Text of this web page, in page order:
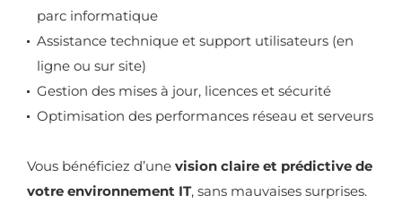
parc informatique
Assistance technique et support utilisateurs (en
ligne ou sur site)
Gestion des mises à jour, licences et sécurité
Optimisation des performances réseau et serveurs
Vous bénéficiez d’une vision claire et prédictive de
votre environnement IT, sans mauvaises surprises.